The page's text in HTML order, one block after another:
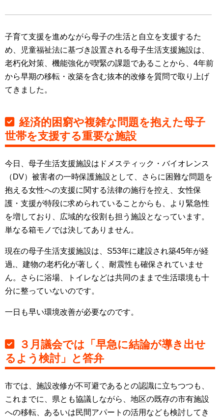
子育て支援を進めながら母子の生活と自立を支援するた
め、児童福祉法に基づき設置される母子生活支援施設は、
老朽化対策、機能強化が喫緊の課題であることから、4年前
から早期の移転・改築を含む抜本的改修を質問で取り上げ
てきました。
経済的困窮や複雑な問題を抱えた母子
世帯を支援する重要な施設
今日、母子生活支援施設はドメスティック・バイオレンス
（DV）被害者の一時保護施設として、さらに困難な問題を
抱える女性への支援に関する法律の施行を控え、女性保
護・支援が特段に求められていることからも、より緊急性
を増しており、広域的な役割も担う施設となっています。
単なる箱モノでは決してありません。
現在の母子生活支援施設は、S53年に建設され築45年が経
過,、建物の老朽化が著しく、耐震性も確保されていませ
ん。さらに浴場、トイレなどは共同のままで生活環境も十
分に整っていないのです。
一日も早い環境改善が必要なのです。
３月議会では「早急に結論が導き出せ
るよう検討」と答弁
市では、施設改修が不可避であるとの認識に立ちつつも、
これまでに、県とも協議しながら、地区の既存の市有施設
への移転、あるいは民間アパートの活用なども検討してき